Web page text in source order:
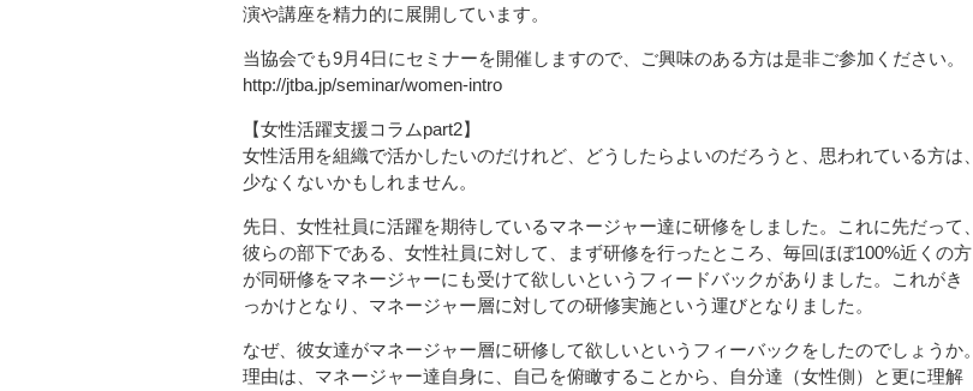
演や講座を精力的に展開しています。
当協会でも9月4日にセミナーを開催しますので、ご興味のある方は是非ご参加ください。
http://jtba.jp/seminar/women-intro
【女性活躍支援コラムpart2】
女性活用を組織で活かしたいのだけれど、どうしたらよいのだろうと、思われている方は、
少なくないかもしれません。
先日、女性社員に活躍を期待しているマネージャー達に研修をしました。これに先だって、
彼らの部下である、女性社員に対して、まず研修を行ったところ、毎回ほぼ100%近くの方
が同研修をマネージャーにも受けて欲しいというフィードバックがありました。これがき
っかけとなり、マネージャー層に対しての研修実施という運びとなりました。
なぜ、彼女達がマネージャー層に研修して欲しいというフィーバックをしたのでしょうか。
理由は、マネージャー達自身に、自己を俯瞰することから、自分達（女性側）と更に理解